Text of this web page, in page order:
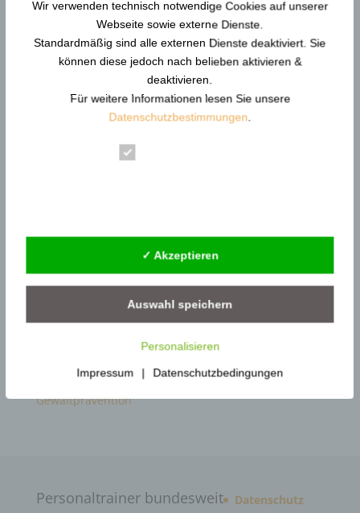
erkennen – Bevor sie entstehen: Die Basis des
Gefahrenbewusstseins Gefahren gehen uns alle an.
Die meisten Überfälle und Angriffe...
Durchsuchen…
Reform der DGUV Vorschrift 2: Gewaltprävention &
Arbeitsschutz
Gewaltschutzkoordinator im
Gewaltschutzkoordinator in Behörden –
Gewaltprävention
Personaltrainer bundesweit
Datenschutz
Wir verwenden technisch notwendige Cookies auf unserer
Webseite sowie externe Dienste.
Standardmäßig sind alle externen Dienste deaktiviert. Sie
können diese jedoch nach belieben aktivieren &
deaktivieren.
Für weitere Informationen lesen Sie unsere
Datenschutzbestimmungen.
✓ Akzeptieren
Auswahl speichern
Personalisieren
Impressum | Datenschutzbedingungen